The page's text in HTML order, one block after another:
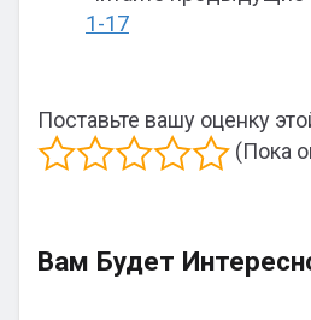
1-17
Поставьте вашу оценку
(Пока
Вам Будет